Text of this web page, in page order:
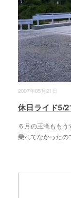
2007年05月21日
休日ライド5/
６月の王滝もも
乗れてなかった